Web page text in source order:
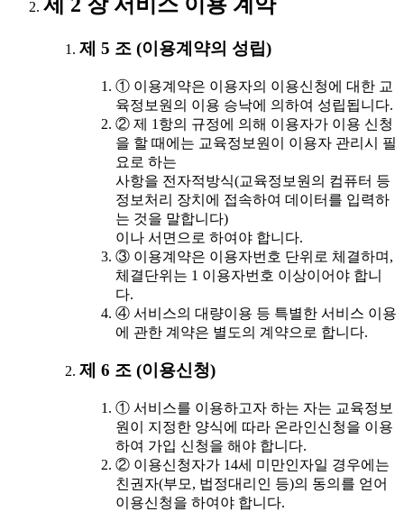
제 5 조 (이용계약의 성립)
① 이용계약은 이용자의 이용신청에 대한 교
육정보원의 이용 승낙에 의하여 성립됩니다.
② 제 1항의 규정에 의해 이용자가 이용 신청
을 할 때에는 교육정보원이 이용자 관리시 필
요로 하는
사항을 전자적방식(교육정보원의 컴퓨터 등
정보처리 장치에 접속하여 데이터를 입력하
는 것을 말합니다)
이나 서면으로 하여야 합니다.
③ 이용계약은 이용자번호 단위로 체결하며,
체결단위는 1 이용자번호 이상이어야 합니
다.
④ 서비스의 대량이용 등 특별한 서비스 이용
에 관한 계약은 별도의 계약으로 합니다.
제 6 조 (이용신청)
① 서비스를 이용하고자 하는 자는 교육정보
원이 지정한 양식에 따라 온라인신청을 이용
하여 가입 신청을 해야 합니다.
② 이용신청자가 14세 미만인자일 경우에는
친권자(부모, 법정대리인 등)의 동의를 얻어
이용신청을 하여야 합니다.